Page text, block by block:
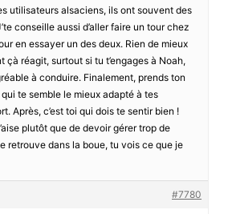
utilisateurs alsaciens, ils ont souvent des
conseille aussi d’aller faire un tour chez
en essayer un des deux. Rien de mieux
çà réagit, surtout si tu t’engages à Noah,
à conduire. Finalement, prends ton
te semble le mieux adapté à tes
Après, c’est toi qui dois te sentir bien !
plutôt que de devoir gérer trop de
retrouve dans la boue, tu vois ce que je
#7780